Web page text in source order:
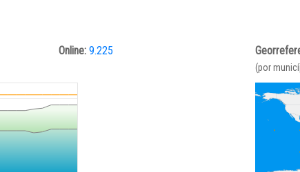
Online: 9.225
(por